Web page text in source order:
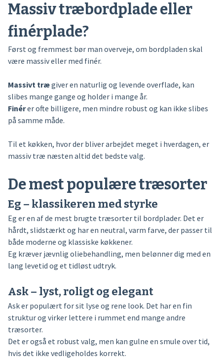
Massiv træbordplade eller
finérplade?
Først og fremmest bør man overveje, om bordpladen skal
være massiv eller med finér.
Massivt trægiver en naturlig og levende overflade, kan
slibes mange gange og holder i mange år.
Finérer ofte billigere, men mindre robust og kan ikke slibes
på samme måde.
Til et køkken, hvor der bliver arbejdet meget i hverdagen, er
massiv træ næsten altid det bedste valg.
De mest populære træsorter
Eg – klassikeren med styrke
Eg er en af de mest brugte træsorter til bordplader. Det er
hårdt, slidstærkt og har en neutral, varm farve, der passer til
både moderne og klassiske køkkener.
Eg kræver jævnlig oliebehandling, men belønner dig med en
lang levetid og et tidløst udtryk.
Ask – lyst, roligt og elegant
Ask er populært for sit lyse og rene look. Det har en fin
struktur og virker lettere i rummet end mange andre
træsorter.
Det er også et robust valg, men kan gulne en smule over tid,
hvis det ikke vedligeholdes korrekt.